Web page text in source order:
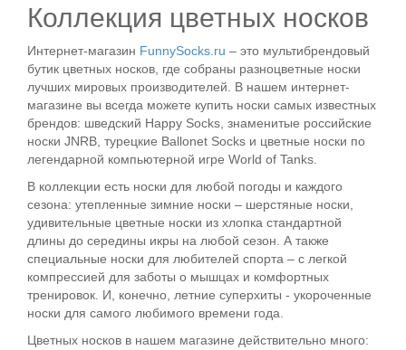
Коллекция цветных носков
Интернет-магазин FunnySocks.ru – это мультибрендовый
бутик цветных носков, где собраны разноцветные носки
лучших мировых производителей. В нашем интернет-
магазине вы всегда можете купить носки самых известных
брендов: шведский Happy Socks, знаменитые российские
носки JNRB, турецкие Ballonet Socks и цветные носки по
легендарной компьютерной игре World of Tanks.
В коллекции есть носки для любой погоды и каждого
сезона: утепленные зимние носки – шерстяные носки,
удивительные цветные носки из хлопка стандартной
длины до середины икры на любой сезон. А также
специальные носки для любителей спорта – с легкой
компрессией для заботы о мышцах и комфортных
тренировок. И, конечно, летние суперхиты - укороченные
носки для самого любимого времени года.
Цветных носков в нашем магазине действительно много: